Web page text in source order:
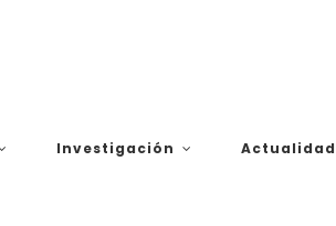
Investigación Actualidad